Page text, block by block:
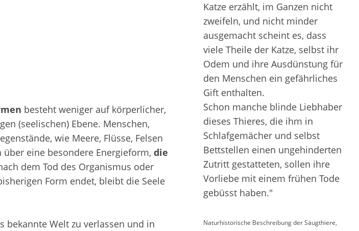
besteht weniger auf körperlicher,
(seelischen) Ebene. Menschen,
wie Meere, Flüsse, Felsen
eine besondere Energieform, die
dem Tod des Organismus oder
Form endet, bleibt die Seele
bekannte Welt zu verlassen und in
Katze erzählt, im Ganzen nicht
zweifeln, und nicht minder
ausgemacht scheint es, dass
viele Theile der Katze, selbst ihr
Odem und ihre Ausdünstung für
den Menschen ein gefährliches
Gift enthalten.
Schon manche blinde Liebhaber
dieses Thieres, die ihm in
Schlafgemächer und selbst
Bettstellen einen ungehinderten
Zutritt gestatteten, sollen ihre
Vorliebe mit einem frühen Tode
gebüsst haben."
Naturhistorische Beschreibung der Säugthiere,